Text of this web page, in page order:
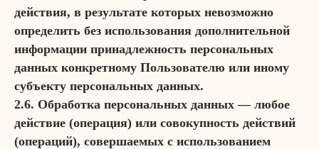
действия, в результате которых невозможно
определить без использования дополнительной
информации принадлежность персональных
данных конкретному Пользователю или иному
субъекту персональных данных.
2.6. Обработка персональных данных — любое
действие (операция) или совокупность действий
(операций), совершаемых с использованием